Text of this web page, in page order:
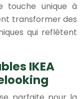
touche unique à
transformer des
qui reflètent
IKEA